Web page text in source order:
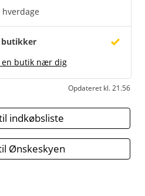
butikker
en butik nær dig
Opdateret kl. 21.56
indkøbsliste
Ønskeskyen